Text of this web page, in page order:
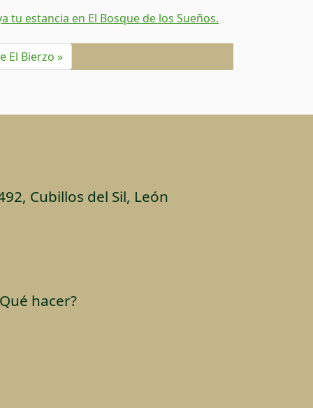
tu estancia en El Bosque de los Sueños.
El Bierzo
Cubillos del Sil, León
hacer?